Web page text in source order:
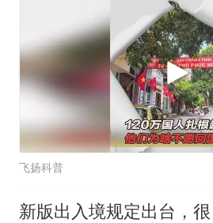
飞扬科普
新版出入境规定出台，很